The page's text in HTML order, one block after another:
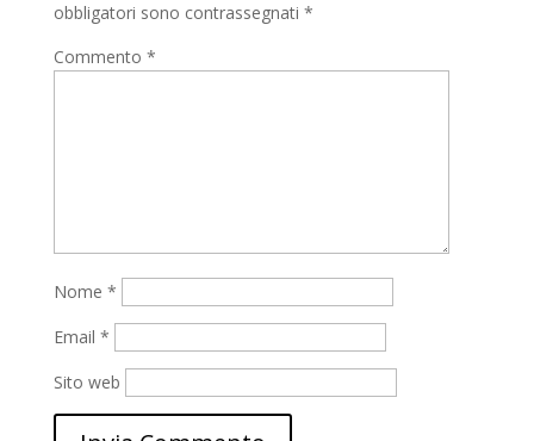
obbligatori sono contrassegnati *
Commento *
Nome *
Email *
Sito web